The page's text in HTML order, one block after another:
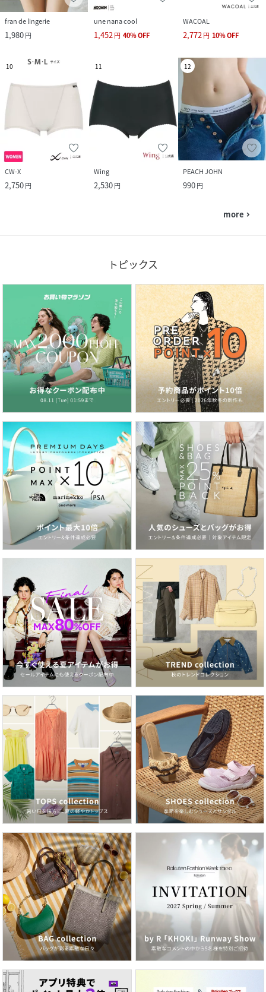
fran de lingerie
1,980円
une nana cool
1,452円 40%OFF
WACOAL
2,772円 10%OFF
10
CW-X
2,750円
11
Wing
2,530円
12
PEACH JOHN
990円
more navigate_next
トピックス